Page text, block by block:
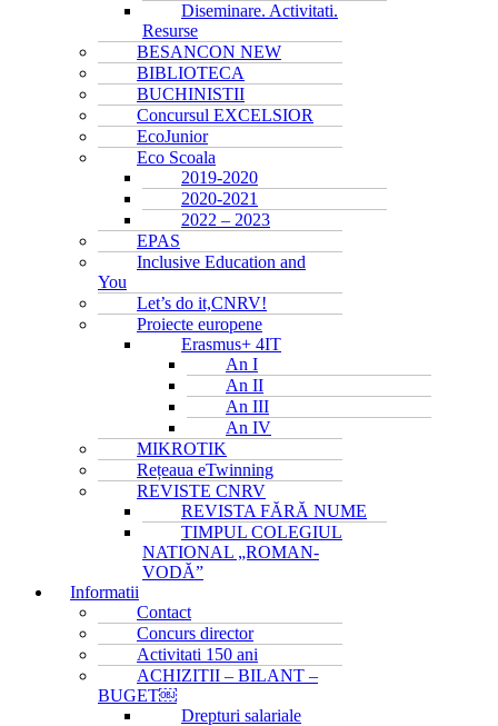
Diseminare. Activitati.
Resurse
BESANCON NEW
BIBLIOTECA
BUCHINISTII
Concursul EXCELSIOR
EcoJunior
Eco Scoala
2019-2020
2020-2021
2022 – 2023
EPAS
Inclusive Education and
You
Let’s do it,CNRV!
Proiecte europene
Erasmus+ 4IT
An I
An II
An III
An IV
MIKROTIK
Rețeaua eTwinning
REVISTE CNRV
REVISTA FĂRĂ NUME
TIMPUL COLEGIUL
NATIONAL „ROMAN-
VODĂ”
Informatii
Contact
Concurs director
Activitati 150 ani
ACHIZITII – BILANT –
BUGET￼
Drepturi salariale